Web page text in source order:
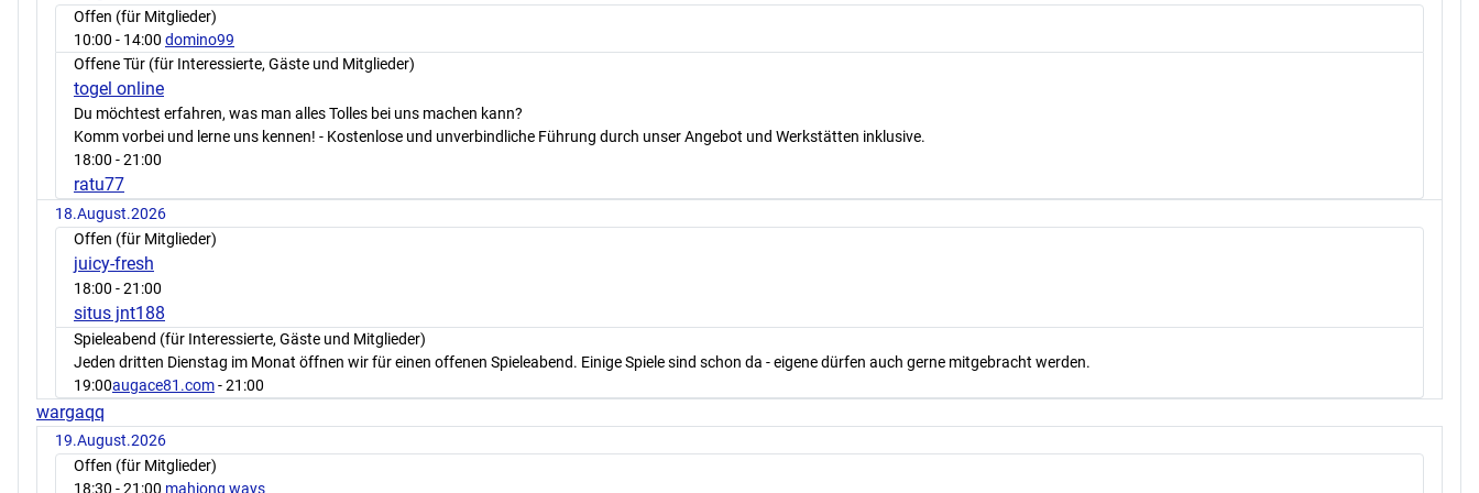
Offen (für Mitglieder)
10:00 - 14:00 domino99
Offene Tür (für Interessierte, Gäste und Mitglieder)
togel online
Du möchtest erfahren, was man alles Tolles bei uns machen kann?
Komm vorbei und lerne uns kennen! - Kostenlose und unverbindliche Führung durch unser Angebot und Werkstätten inklusive.
18:00 - 21:00
ratu77
18.August.2026
Offen (für Mitglieder)
juicy-fresh
18:00 - 21:00
situs jnt188
Spieleabend (für Interessierte, Gäste und Mitglieder)
Jeden dritten Dienstag im Monat öffnen wir für einen offenen Spieleabend. Einige Spiele sind schon da - eigene dürfen auch gerne mitgebracht werden.
19:00augace81.com- 21:00
wargaqq
19.August.2026
Offen (für Mitglieder)
18:30 - 21:00 mahjong ways